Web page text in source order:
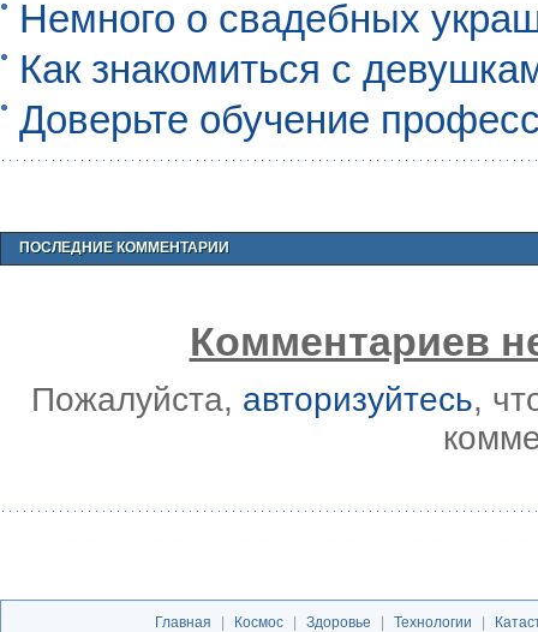
Немного о свадебных
Как знакомиться с
Доверьте обучение
ПОСЛЕДНИЕ КОММЕНТАРИИ
Комментариев
Пожалуйста, авторизуйтесь,
Главная | Космос | Здоровье | Технологии |